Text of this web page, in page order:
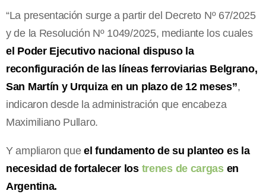
“La presentación surge a partir del Decreto Nº 67/2025
y de la Resolución Nº 1049/2025, mediante los cuales
el Poder Ejecutivo nacional dispuso la
reconfiguración de las líneas ferroviarias Belgrano,
San Martín y Urquiza en un plazo de 12 meses”,
indicaron desde la administración que encabeza
Maximiliano Pullaro.
Y ampliaron queel fundamento de su planteo es la
necesidad de fortalecer los trenes de cargasen
Argentina.